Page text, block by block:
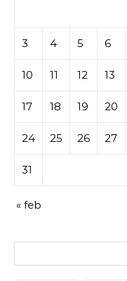
3 4 5 6
10 11 12 13
17 18 19 20
24 25 26 27
31
« feb